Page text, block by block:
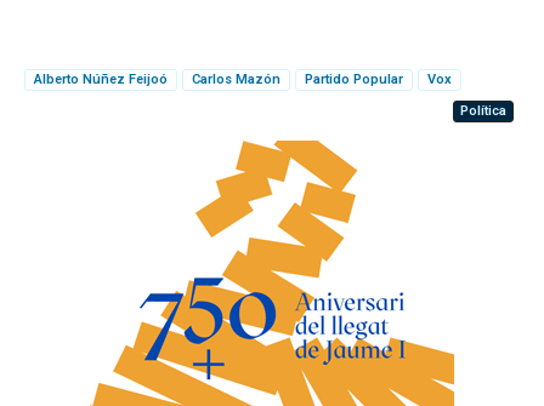
Alberto Núñez Feijoó Carlos Mazón Partido Popular
Vox
Política